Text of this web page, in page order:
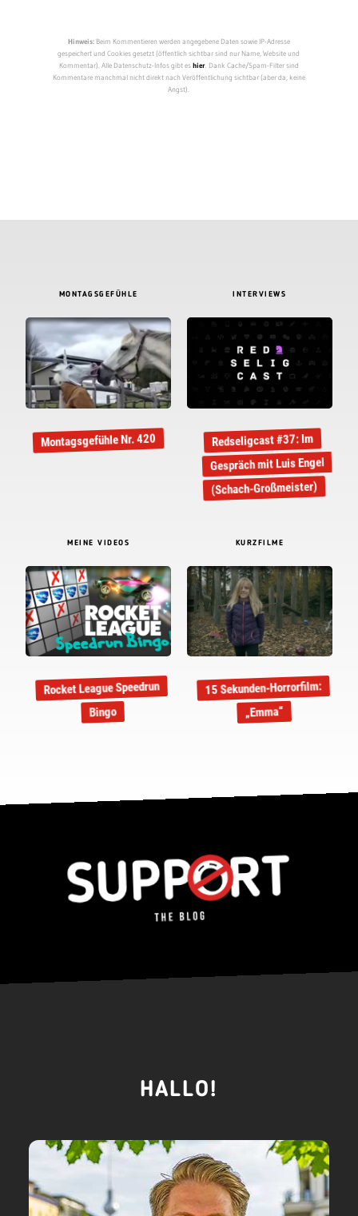
Hinweis:Beim Kommentieren werden angegebene Daten sowie IP-Adresse
gespeichert und Cookies gesetzt (öffentlich sichtbar sind nur Name, Website und
Kommentar). Alle Datenschutz-Infos gibt eshier. Dank Cache/Spam-Filter sind
Kommentare manchmal nicht direkt nach Veröffentlichung sichtbar (aber da, keine
Angst).
MONTAGSGEFÜHLE
Montagsgefühle Nr. 420
INTERVIEWS
Redseligcast #37: Im
Gespräch mit Luis Engel
(Schach-Großmeister)
MEINE VIDEOS
Rocket League Speedrun
Bingo
KURZFILME
15 Sekunden-Horrorfilm:
„Emma“
HALLO!